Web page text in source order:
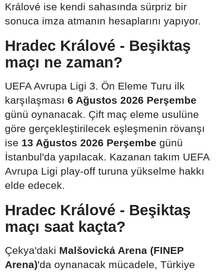
Králové ise kendi sahasında sürpriz bir
sonuca imza atmanın hesaplarını yapıyor.
Hradec Králové - Beşiktaş
maçı ne zaman?
UEFA Avrupa Ligi 3. Ön Eleme Turu ilk
karşılaşması 6 Ağustos 2026 Perşembe
günü oynanacak. Çift maç eleme usulüne
göre gerçekleştirilecek eşleşmenin rövanşı
ise 13 Ağustos 2026 Perşembe günü
İstanbul'da yapılacak. Kazanan takım UEFA
Avrupa Ligi play-off turuna yükselme hakkı
elde edecek.
Hradec Králové - Beşiktaş
maçı saat kaçta?
Çekya'daki Malšovická Arena (FINEP
Arena)'da oynanacak mücadele, Türkiye